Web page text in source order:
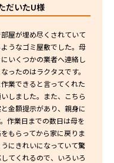
だいたU様
屋が埋め尽くされていて
うなゴミ屋敷でした。母
いくつかの業者へ連絡し
ったのはラクタスです。
業できると言ってくれた
しました。また、こちら
金額提示があり、親身に
作業日までの数日は母を
もらってから家に戻りま
にきれいになっていて驚
てくれるので、いろいろ